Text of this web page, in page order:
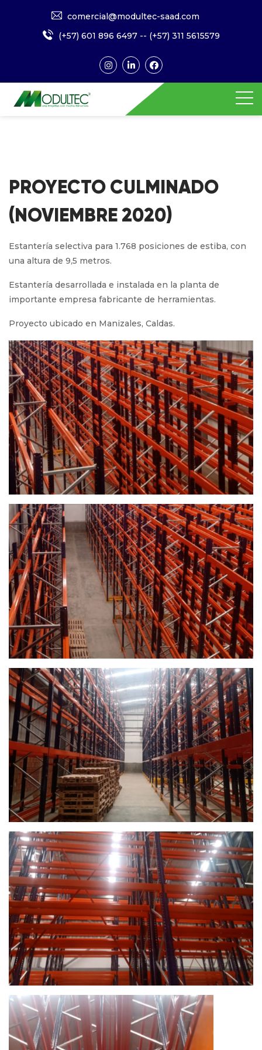
comercial@modultec-saad.com
(+57) 601 896 6497-- (+57) 311 5615579
PROYECTO CULMINADO
(NOVIEMBRE 2020)
Estantería selectiva para 1.768 posiciones de estiba, con
una altura de 9,5 metros.
Estantería desarrollada e instalada en la planta de
importante empresa fabricante de herramientas.
Proyecto ubicado en Manizales, Caldas.